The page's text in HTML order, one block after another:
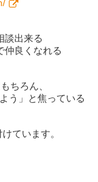
談出来る
仲良くなれる
ちろん、
う」と焦っている
ています。